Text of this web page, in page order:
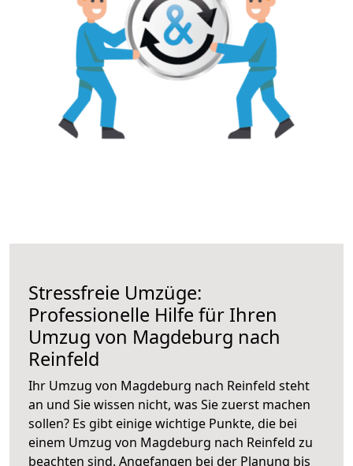
Stressfreie Umzüge:
Professionelle Hilfe für Ihren
Umzug von Magdeburg nach
Reinfeld
Ihr Umzug von Magdeburg nach Reinfeld steht
an und Sie wissen nicht, was Sie zuerst machen
sollen? Es gibt einige wichtige Punkte, die bei
einem Umzug von Magdeburg nach Reinfeld zu
beachten sind. Angefangen bei der Planung bis